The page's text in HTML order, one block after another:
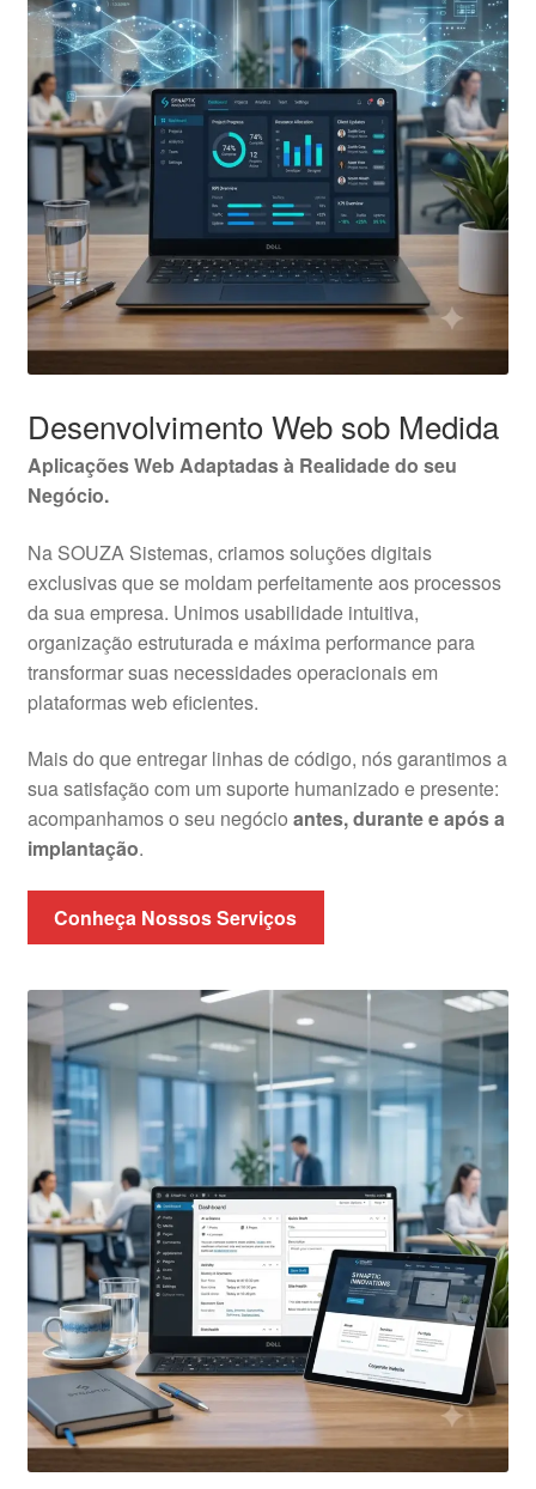
Desenvolvimento Web sob Medida
Aplicações Web Adaptadas à Realidade do seu
Negócio.
Na SOUZA Sistemas, criamos soluções digitais
exclusivas que se moldam perfeitamente aos processos
da sua empresa. Unimos usabilidade intuitiva,
organização estruturada e máxima performance para
transformar suas necessidades operacionais em
plataformas web eficientes.
Mais do que entregar linhas de código, nós garantimos a
sua satisfação com um suporte humanizado e presente:
acompanhamos o seu negócio antes, durante e após a
implantação.
Conheça Nossos Serviços